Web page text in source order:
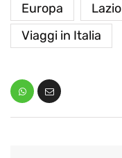
Europa Lazio
Viaggi in Italia